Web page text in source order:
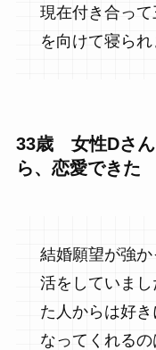
現在付き合っ
を向けて寝られ
33歳 女性Dさ
ら、恋愛できた
結婚願望が強
活をしていま
た人からは好
なってくれる